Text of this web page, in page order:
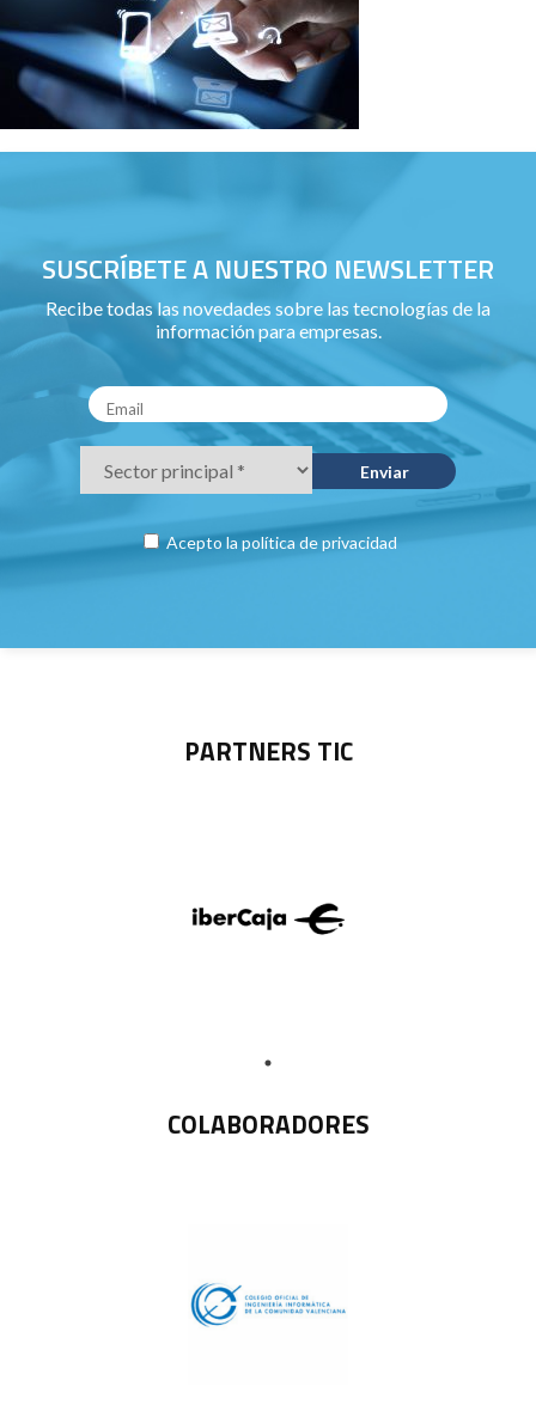
SUSCRÍBETE A NUESTRO NEWSLETTER
Recibe todas las novedades sobre las tecnologías de la
información para empresas.
Acepto la política de privacidad
PARTNERS TIC
COLABORADORES